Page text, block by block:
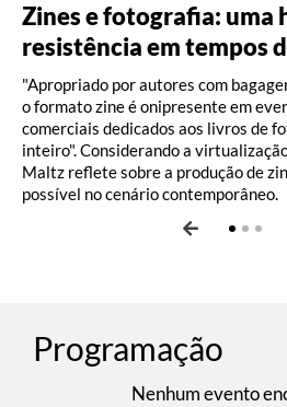
Zines e fotografia: uma
resistência em tempos
"Apropriado por autores com
o formato zine é onipresente em
comerciais dedicados aos livros de
inteiro". Considerando a
Maltz reflete sobre a produção de
possível no cenário contemporâneo.
Do Pajeú a Hollywood:
Moacir Santos, por
Ney ao vivo, muito vivo,
Fernando Vianna
Programação
Nenhum evento